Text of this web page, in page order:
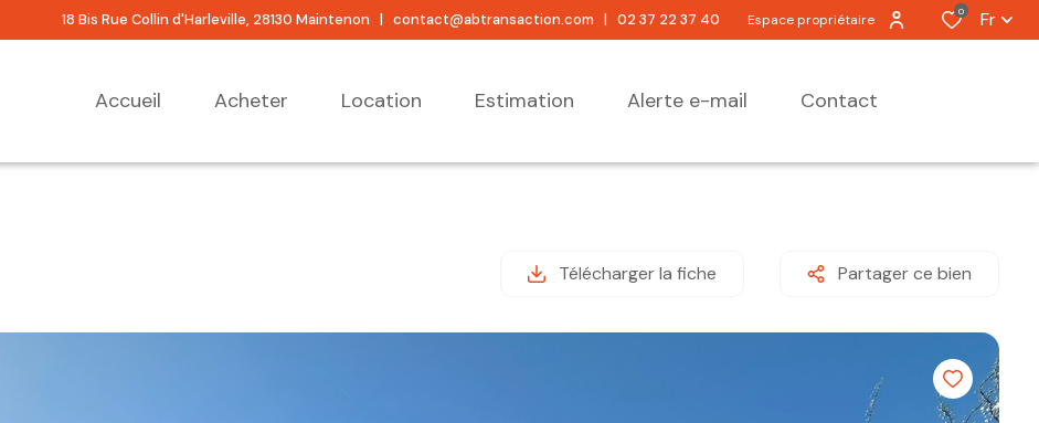
18 Bis Rue Collin d'Harleville, 28130 Maintenon | contact@abtransaction.com | 02 37 22 37 40 Espace propriétaire
0 Fr
accueil acheter location estimation alerte e-mail contact
Télécharger la fiche Partager ce bien